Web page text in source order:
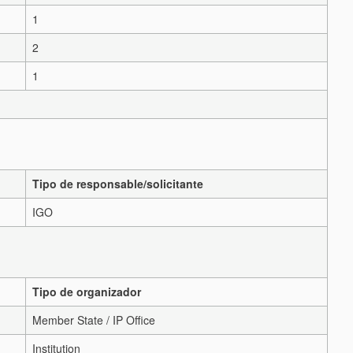
1
2
1
Tipo de responsable/solicitante
IGO
Tipo de organizador
Member State / IP Office
Institution